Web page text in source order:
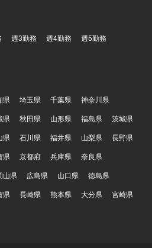
週3勤務 週4勤務 週5勤務
県 埼玉県 千葉県
神奈川県
県 秋田県 山形県 福島県
茨城県
県 石川県 福井県 山梨県
長野県
県 京都府 兵庫県
奈良県
山県 広島県 山口県
徳島県
県 長崎県 熊本県 大分県
宮崎県